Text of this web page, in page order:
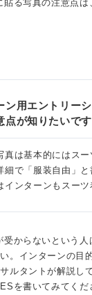
えることが重要です
体的な内容で作成し
ンに参加して本命
ンターン選考に苦戦
あります。
のインターンで得
インターン選考に
方法によって、企
明確にできたことで
貼る写真の注意点
ン用エントリー
点が知りたいです
真は基本的にはス
細で「服装自由」
インターンもスー
受からないという
。インターンの目
ルタントが解説し
を書いてみてくだ